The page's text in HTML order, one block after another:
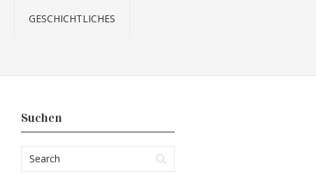
GESCHICHTLICHES
Suchen